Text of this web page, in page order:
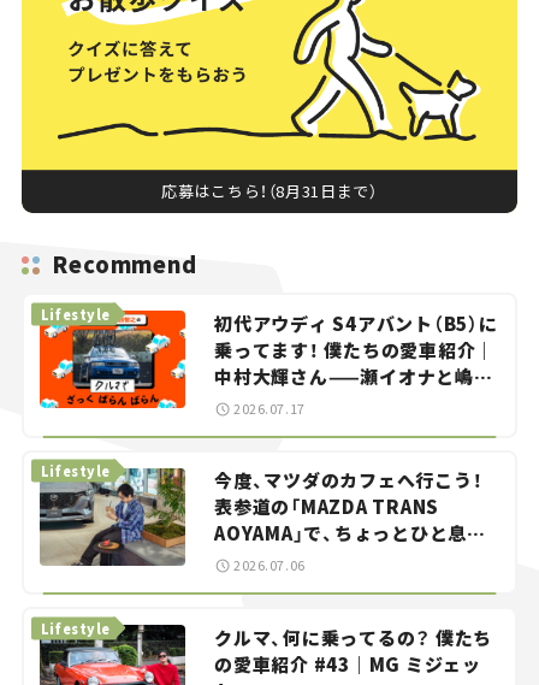
応募はこちら！（8月31日まで）
Recommend
初代アウディ S4アバント（B5）に
乗ってます！ 僕たちの愛車紹介｜
中村大輝さん——瀬イオナと嶋田
智之の「クルマでざっくばらんば
Lifestyle
2026.07.17
今度、マツダのカフェへ行こう！
表参道の「MAZDA TRANS
AOYAMA」で、ちょっとひと息。
——連載｜CCGとクルマでどうす
Lifestyle
2026.07.06
クルマ、何に乗ってるの？ 僕たち
の愛車紹介 #43｜MG ミジェッ
Lifestyle